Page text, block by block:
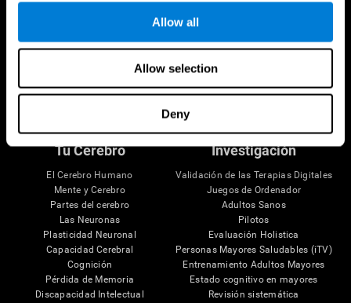
Allow all
Allow selection
Deny
Síguenos en
Tu Cerebro
El Cerebro Humano
Mente y Cerebro
Partes del cerebro
Las Neuronas
Plasticidad Neuronal
Capacidad Cerebral
Cognición
Pérdida de Memoria
Discapacidad Intelectual
Investigación
Validación de las Terapias Digitales
Juegos de Ordenador
Adultos Sanos
Pilotos
Evaluación Holistica
Personas Mayores Saludables (iTV)
Entrenamiento Adultos Mayores
Estado cognitivo en mayores
Revisión sistemática